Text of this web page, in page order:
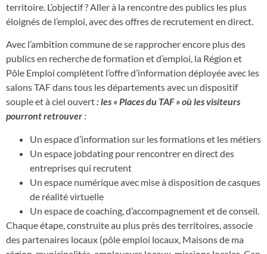
territoire. L’objectif ? Aller à la rencontre des publics les plus
éloignés de l’emploi, avec des offres de recrutement en direct.
Avec l’ambition commune de se rapprocher encore plus des
publics en recherche de formation et d’emploi, la Région et
Pôle Emploi complètent l’offre d’information déployée avec les
salons TAF dans tous les départements avec un dispositif
souple et à ciel ouvert: les « Places du TAF » où les visiteurs
pourront retrouver :
Un espace d’information sur les formations et les métiers
Un espace jobdating pour rencontrer en direct des
entreprises qui recrutent
Un espace numérique avec mise à disposition de casques
de réalité virtuelle
Un espace de coaching, d’accompagnement et de conseil.
Chaque étape, construite au plus près des territoires, associe
des partenaires locaux (pôle emploi locaux, Maisons de ma